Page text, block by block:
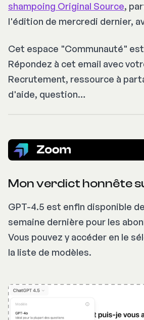
shampoing Original Source,
l'édition de mercredi dernier,
Cet espace "Communauté"
Répondez à cet email avec
Recrutement, ressource à
d'aide, question…
Mon verdict honnête
GPT-4.5 est enfin disponible
semaine dernière pour les
Vous pouvez y accéder en le
la liste de modèles.